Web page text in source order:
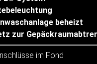
beheizt
zur
im Fond